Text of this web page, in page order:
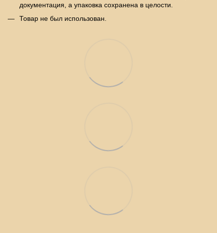
документация, а упаковка сохранена в целости.
Товар не был использован.